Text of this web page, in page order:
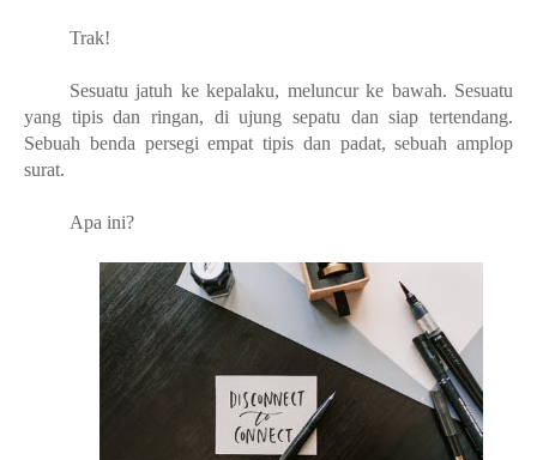
Trak!
Sesuatu jatuh ke kepalaku, meluncur ke bawah. Sesuatu
yang tipis dan ringan, di ujung sepatu dan siap tertendang.
Sebuah benda persegi empat tipis dan padat, sebuah amplop
surat.
Apa ini?